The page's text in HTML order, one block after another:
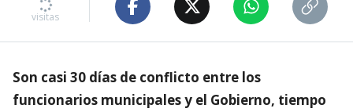
visitas
Son casi 30 días de conflicto entre los
funcionarios municipales y el Gobierno, tiempo